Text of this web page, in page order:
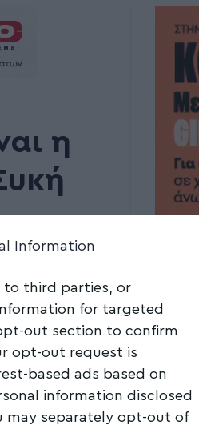
Information
to third parties, or
for targeted
out section to confirm
opt-out request is
based ads based on
information disclosed
separately opt-out of
η